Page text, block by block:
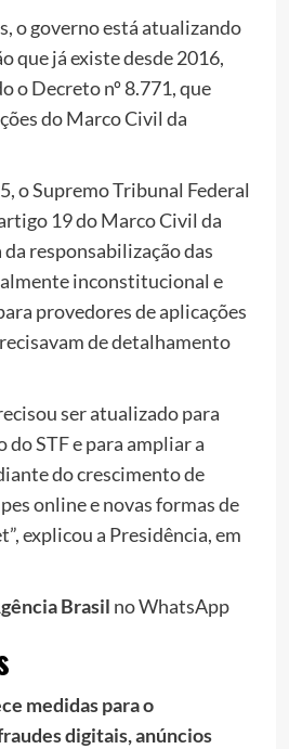
o governo está atualizando
que já existe desde 2016,
o Decreto nº 8.771, que
do Marco Civil da
o Supremo Tribunal Federal
19 do Marco Civil da
responsabilização das
inconstitucional e
provedores de aplicações
de detalhamento
ser atualizado para
do STF e para ampliar a
do crescimento de
online e novas formas de
explicou a Presidência, em
Brasil no WhatsApp
medidas para o
digitais, anúncios